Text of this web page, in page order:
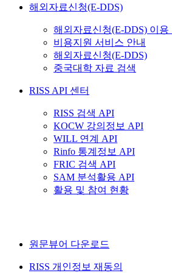
해외자료신청(E-DDS)
해외자료신청(E-DDS) 이용
비용지원 서비스 안내
해외자료신청(E-DDS)
중국대학 자료 검색
RISS API 센터
RISS 검색 API
KOCW 강의정보 API
WILL 연계 API
Rinfo 통계정보 API
FRIC 검색 API
SAM 분석활용 API
활용 및 참여 현황
원문뷰어 다운로드
RISS 개인정보 재동의